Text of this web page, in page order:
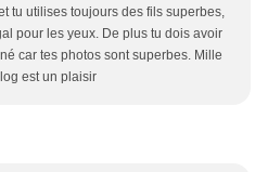
tu utilises toujours des fils superbes,
pour les yeux. De plus tu dois avoir
car tes photos sont superbes. Mille
est un plaisir